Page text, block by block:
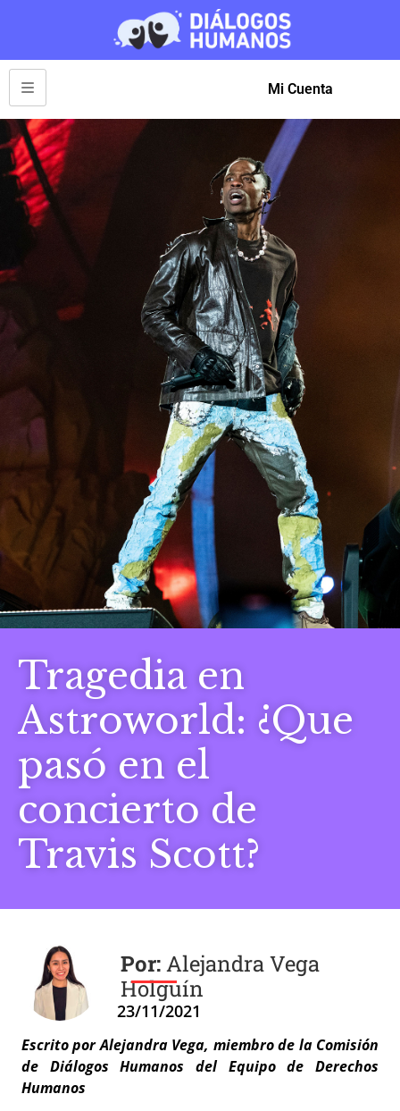
Mi Cuenta
Tragedia en
Astroworld: ¿Que
pasó en el
concierto de
Travis Scott?
Alejandra Vega
Holguín
Escrito por Alejandra Vega, miembro de la Comisión
de Diálogos Humanos del Equipo de Derechos
Humanos
23/11/2021